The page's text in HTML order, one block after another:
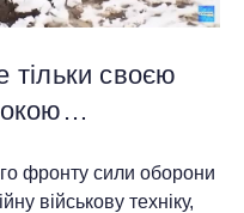
тільки своєю
фронту сили оборони
військову техніку,